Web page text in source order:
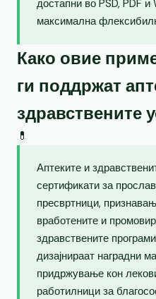
достапни во PSD, PDF
максимална
Како овие
ги поддржат
здравствените
💊
Аптеките и
сертификати за
пресвртници,
вработените и
здравствените
дизајнираат наградни
придржување кон
работилници за